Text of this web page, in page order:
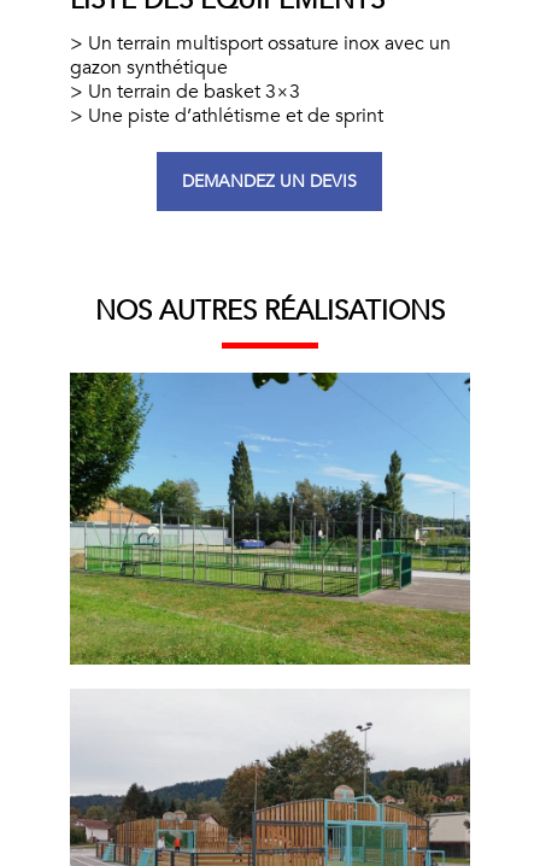
Un terrain multisport ossature inox avec un
gazon synthétique
Un terrain de basket 3×3
Une piste d’athlétisme et de sprint
DEMANDEZ UN DEVIS
NOS AUTRES RÉALISATIONS